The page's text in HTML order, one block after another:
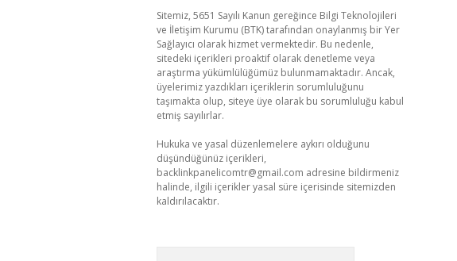
Sitemiz, 5651 Sayılı Kanun gereğince Bilgi Teknolojileri
ve İletişim Kurumu (BTK) tarafından onaylanmış bir Yer
Sağlayıcı olarak hizmet vermektedir. Bu nedenle,
sitedeki içerikleri proaktif olarak denetleme veya
araştırma yükümlülüğümüz bulunmamaktadır. Ancak,
üyelerimiz yazdıkları içeriklerin sorumluluğunu
taşımakta olup, siteye üye olarak bu sorumluluğu kabul
etmiş sayılırlar.
Hukuka ve yasal düzenlemelere aykırı olduğunu
düşündüğünüz içerikleri,
backlinkpanelicomtr@gmail.com adresine bildirmeniz
halinde, ilgili içerikler yasal süre içerisinde sitemizden
kaldırılacaktır.